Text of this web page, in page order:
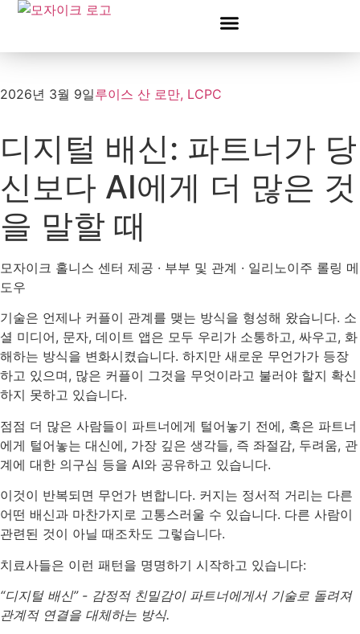
2026년 3월 9일루이스 산 로만, LCPC
디지털 배신: 파트너가 당
신보다 AI에게 더 많은 것
을 말할 때
모자이크 홀니스 센터 제공 · 부부 및 관계 · 일리노이주 롤링 메
도우
기술은 언제나 커플이 관계를 맺는 방식을 형성해 왔습니다. 소
셜 미디어, 문자, 데이트 앱은 모두 우리가 소통하고, 싸우고, 화
해하는 방식을 변화시켰습니다. 하지만 새로운 무언가가 등장
하고 있으며, 많은 커플이 그것을 무엇이라고 불러야 할지 확신
하지 못하고 있습니다.
점점 더 많은 사람들이 파트너에게 털어놓기 전에, 혹은 파트너
에게 털어놓는 대신에, 가장 깊은 생각들, 즉 좌절감, 두려움, 관
계에 대한 의구심 등을 AI와 공유하고 있습니다.
이것이 반복되면 무언가 변합니다. 커지는 정서적 거리는 다른
어떤 배신과 마찬가지로 고통스러울 수 있습니다. 다른 사람이
관련된 것이 아닐 때조차도 그렇습니다.
치료사들은 이런 패턴을 명명하기 시작하고 있습니다:
“디지털 배신” - 감정적 친밀감이 파트너에게서 기술로 돌려져
관계적 연결을 대체하는 방식.